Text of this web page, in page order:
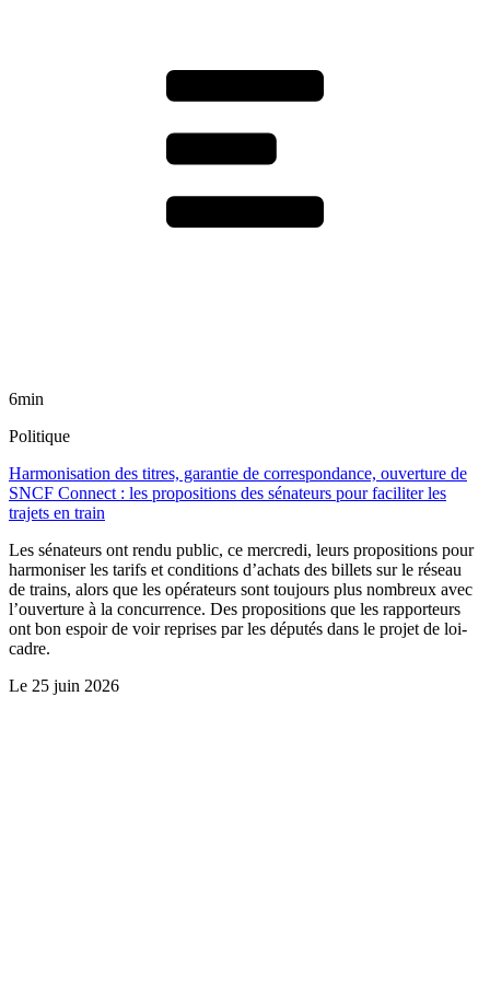
6min
Politique
Harmonisation des titres, garantie de correspondance, ouverture de
SNCF Connect : les propositions des sénateurs pour faciliter les
trajets en train
Les sénateurs ont rendu public, ce mercredi, leurs propositions pour
harmoniser les tarifs et conditions d’achats des billets sur le réseau
de trains, alors que les opérateurs sont toujours plus nombreux avec
l’ouverture à la concurrence. Des propositions que les rapporteurs
ont bon espoir de voir reprises par les députés dans le projet de loi-
cadre.
Le 25 juin 2026